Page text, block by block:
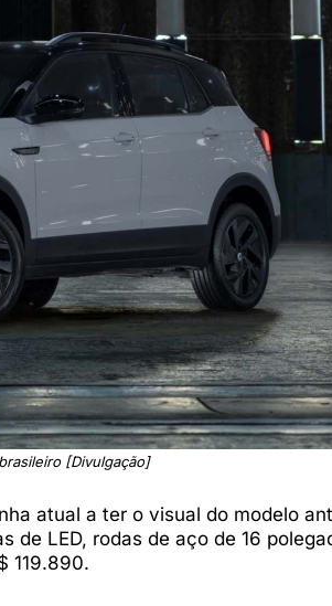
[Divulgação]
atual a ter o visual do modelo
de LED, rodas de aço de 16
119.890.